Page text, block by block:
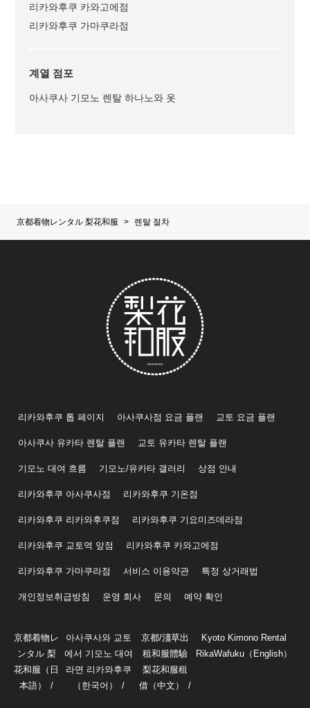
리카와후쿠 카와고에점
리카와후쿠 가마쿠라점
계열 점포
아사쿠사 기모노 렌탈 하나노와 옷
京都着物レンタル 梨花和服 > 렌탈 절차
리카와후쿠 톱 페이지 아사쿠사점 요금 플랜 교토 요금 플랜
아사쿠사 유카타 렌탈 플랜 교토 유카타 렌탈 플랜
기모노 대여 흐름 기모노/유카타 갤러리 상점 안내
리카와후쿠 아사쿠사점 리카와후쿠 기온점
리카와후쿠 리카와후쿠점 리카와후쿠 기요미즈데라점
리카와후쿠 교토역 앞점 리카와후쿠 카와고에점
리카와후쿠 가마쿠라점 서비스 이용약관 특정 상거래법
개인정보취급방침 운영 회사 문의 예약 확인
京都着物レ
ンタル 梨
花和服（日
本語）
아사쿠사와 교토
에서 기모노 대여
라면 리카와후쿠
（한국어）
京都/淺草出
租和服體驗
梨花和服租
借（中文）
Kyoto Kimono Rental
RikaWafuku（English）